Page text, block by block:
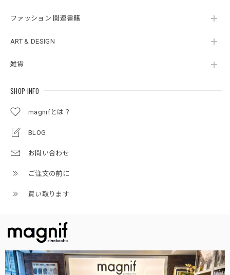
ファッション 関連書籍
ART & DESIGN
雑貨
SHOP INFO
magnifとは？
BLOG
お問い合わせ
ご注文の前に
買い取ります